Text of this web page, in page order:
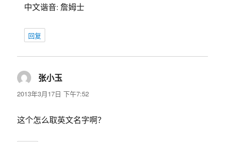
中文谐音: 詹姆士
回复
张小玉
道：
2013年3月17日 下午7:52
这个怎么取英文名字啊？